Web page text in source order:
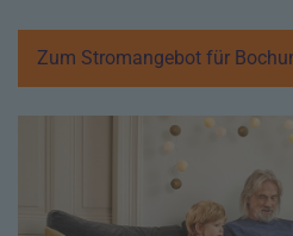
Zum Stromangebot für